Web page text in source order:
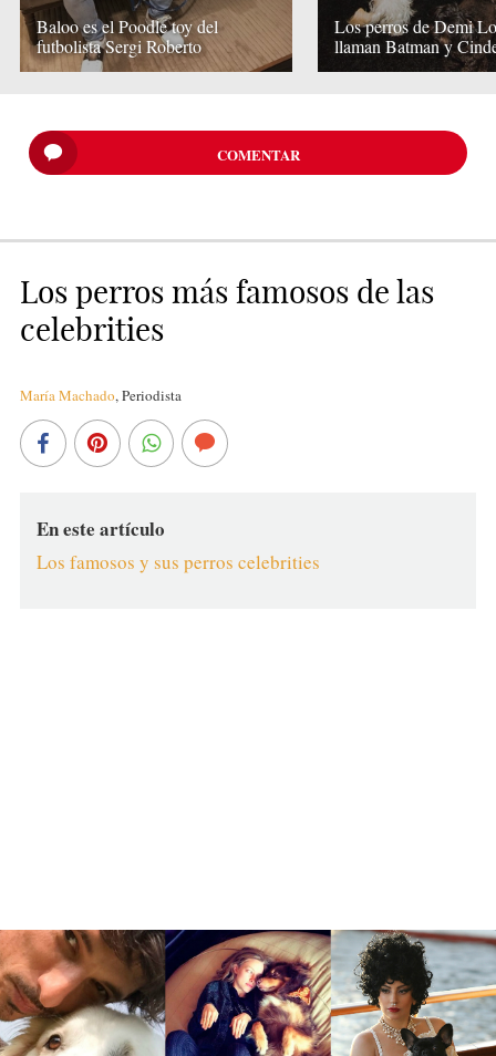
Baloo es el Poodle toy del
futbolista Sergi Roberto
Los perros de Demi
llaman Batman y
COMENTAR
Los perros más famosos de las
celebrities
María Machado, Periodista
En este artículo
Los famosos y sus perros celebrities